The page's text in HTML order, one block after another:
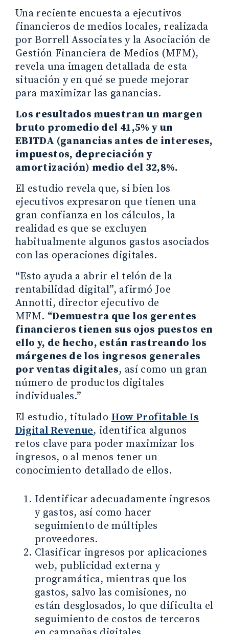
Una reciente encuesta a ejecutivos
financieros de medios locales, realizada
por Borrell Associates y la Asociación de
Gestión Financiera de Medios (MFM),
revela una imagen detallada de esta
situación y en qué se puede mejorar
para maximizar las ganancias.
Los resultados muestran un margen
bruto promedio del 41,5% y un
EBITDA (ganancias antes de intereses,
impuestos, depreciación y
amortización) medio del 32,8%.
El estudio revela que, si bien los
ejecutivos expresaron que tienen una
gran confianza en los cálculos, la
realidad es que se excluyen
habitualmente algunos gastos asociados
con las operaciones digitales.
“Esto ayuda a abrir el telón de la
rentabilidad digital”, afirmó Joe
Annotti, director ejecutivo de
MFM. “Demuestra que los gerentes
financieros tienen sus ojos puestos en
ello y, de hecho, están rastreando los
márgenes de los ingresos generales
por ventas digitales, así como un gran
número de productos digitales
individuales.”
El estudio, tituladoHow Profitable Is
Digital Revenue, identifica algunos
retos clave para poder maximizar los
ingresos, o al menos tener un
conocimiento detallado de ellos.
Identificar adecuadamente ingresos
y gastos, así como hacer
seguimiento de múltiples
proveedores.
Clasificar ingresos por aplicaciones
web, publicidad externa y
programática, mientras que los
gastos, salvo las comisiones, no
están desglosados, lo que dificulta el
seguimiento de costos de terceros